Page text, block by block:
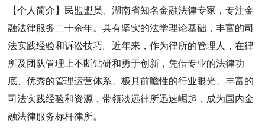
【个人简介】民盟盟员、湖南省知名金融法律专家，专注金
融法律服务二十余年。具有坚实的法学理论基础，丰富的司
法实践经验和诉讼技巧。近年来，作为律所的管理人，在律
所及团队管理上不断钻研和勇于创新，凭借专业的法律功
底、优秀的管理运营体系、极具前瞻性的行业眼光、丰富的
司法实践经验和资源，带领淡远律所迅速崛起，成为国内金
融法律服务标杆律所。